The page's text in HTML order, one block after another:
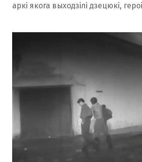
аркі якога выходзілі дзецюкі,